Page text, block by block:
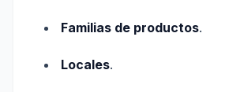
Familias de productos.
Locales.